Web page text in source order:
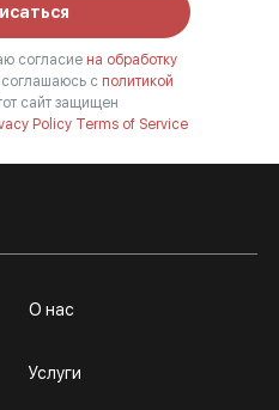
согласие на обработку
соглашаюсь с политикой
сайт защищен
Policy Terms of Service
О нас
Услуги